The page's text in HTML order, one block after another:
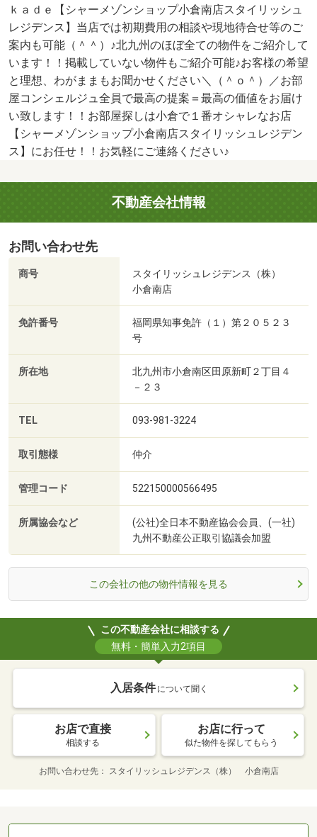
ｋａｄｅ【シャーメゾンショップ小倉南店スタイリッシュ
レジデンス】当店では初期費用の相談や現地待合せ等のご
案内も可能（＾＾）♪北九州のほぼ全ての物件をご紹介して
います！！掲載していない物件もご紹介可能♪お客様の希望
と理想、わがままもお聞かせください＼（＾ｏ＾）／お部
屋コンシェルジュ全員で最高の提案＝最高の価値をお届け
い致します！！お部屋探しは小倉で１番オシャレなお店
【シャーメゾンショップ小倉南店スタイリッシュレジデン
ス】にお任せ！！お気軽にご連絡ください♪
不動産会社情報
お問い合わせ先
商号
スタイリッシュレジデンス（株）
小倉南店
免許番号
福岡県知事免許（１）第２０５２３
号
所在地
北九州市小倉南区田原新町２丁目４
－２３
TEL 093-981-3224
取引態様 仲介
管理コード 522150000566495
所属協会など
(公社)全日本不動産協会会員、(一社)
九州不動産公正取引協議会加盟
この会社の他の物件情報を見る
この不動産会社に相談する
無料・簡単入力2項目
入居条件 について聞く
お店で直接
相談する
お店に行って
似た物件を探してもらう
お問い合わせ先 スタイリッシュレジデンス（株） 小倉南店